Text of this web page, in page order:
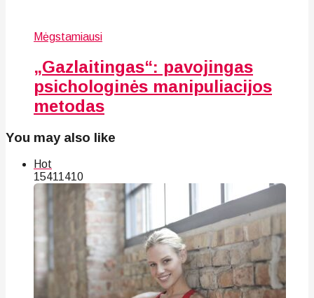
Mėgstamiausi
„Gazlaitingas“: pavojingas
psichologinės manipuliacijos
metodas
You may also like
Hot
15411410